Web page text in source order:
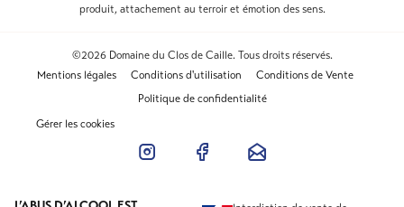
produit, attachement au terroir et émotion des sens.
©2026 Domaine du Clos de Caille. Tous droits réservés.
Mentions légales
Conditions d'utilisation
Conditions de Vente
Politique de confidentialité
Gérer les cookies